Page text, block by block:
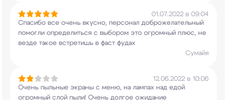
01.07.2022 в 09:04
Спасибо все очень вкусно, персонал доброжелательный
помогли определиться с выбором это огромный плюс, не
везде такое встретишь в фаст фудах
Сумайя
12.06.2022 в 10:06
Очень пыльные экраны с меню, на лампах над едой
огромный слой пыли! Очень долгое ожидание